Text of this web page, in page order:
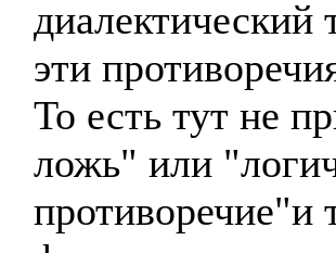
диалектический
эти
То есть тут не
ложь" или
противоречие"и